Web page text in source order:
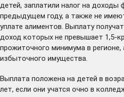
детей, заплатили налог на доходы
предыдущем году, а также не
уплате алиментов. Выплату
доход которых не превышает 1,5-
прожиточного минимума в
избыточного имущества.
Выплата положена на детей в
лет, если они учатся очно в